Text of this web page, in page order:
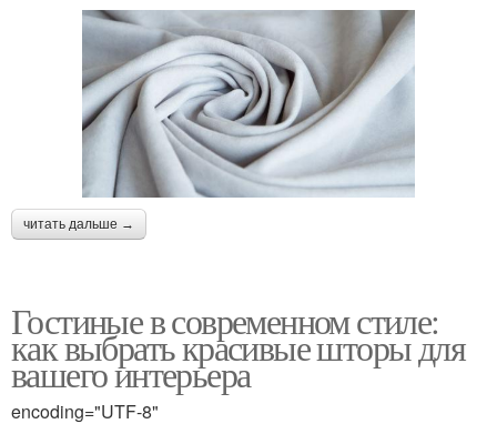
читать дальше →
Гостиные в современном стиле:
как выбрать красивые шторы для
вашего интерьера
encoding="UTF-8"